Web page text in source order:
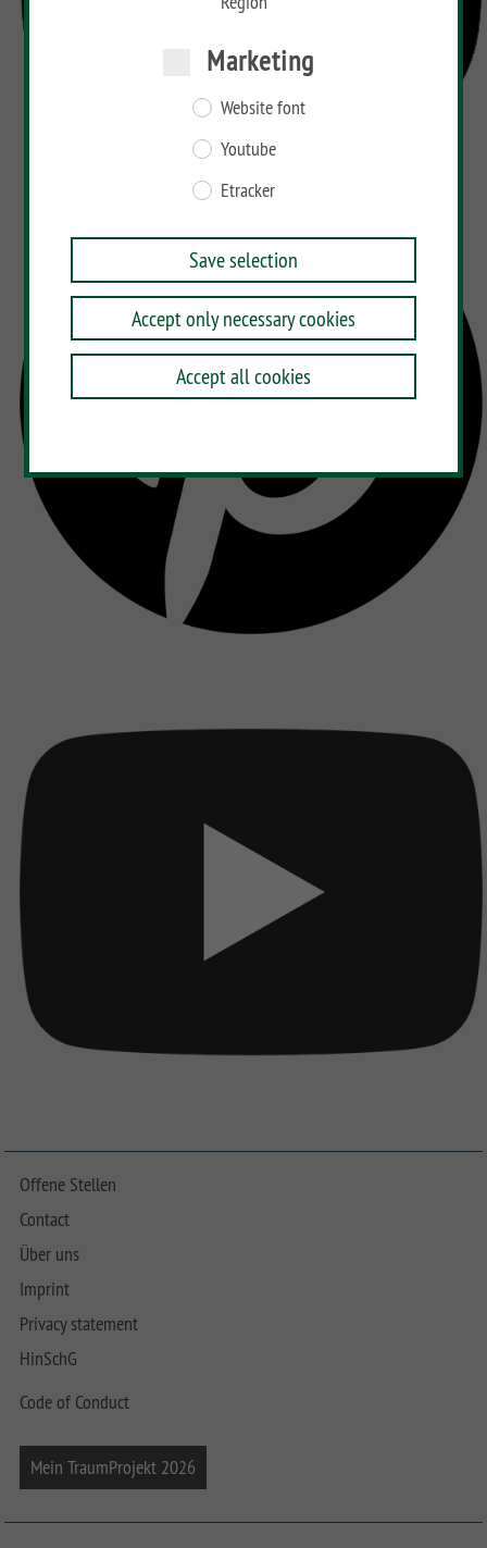
Marketing
Website font
Youtube
Etracker
Save selection
Accept only necessary cookies
Accept all cookies
Offene Stellen
Contact
Über uns
Imprint
Privacy statement
HinSchG
Code of Conduct
Mein TraumProjekt 2026